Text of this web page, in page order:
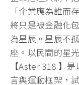
「企業應為誰而
將只是被金融化
為星辰。星辰不
座。以民間的星
【Aster 318 】
言與運動框架，